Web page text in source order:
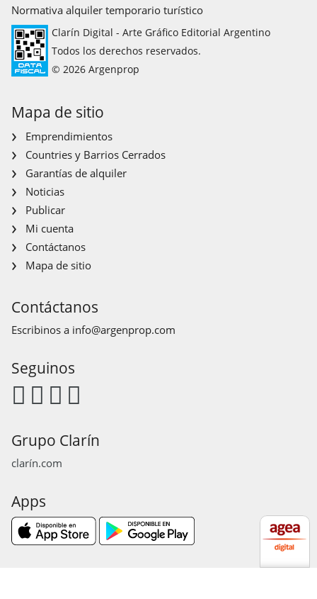
Normativa alquiler temporario turístico
Clarín Digital - Arte Gráfico Editorial Argentino
Todos los derechos reservados.
© 2026 Argenprop
Mapa de sitio
Emprendimientos
Countries y Barrios Cerrados
Garantías de alquiler
Noticias
Publicar
Mi cuenta
Contáctanos
Mapa de sitio
Contáctanos
Escribinos a info@argenprop.com
Seguinos
Grupo Clarín
clarín.com
Apps